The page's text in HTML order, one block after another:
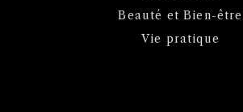
Beauté et Bien-être
Vie pratique